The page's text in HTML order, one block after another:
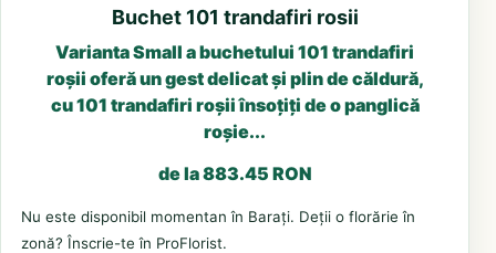
Buchet 101 trandafiri rosii
Varianta Small a buchetului 101 trandafiri
roșii oferă un gest delicat și plin de căldură,
cu 101 trandafiri roșii însoțiți de o panglică
roșie...
de la 883.45 RON
Nu este disponibil momentan în Barați. Deții o florărie în
zonă? Înscrie-te în ProFlorist.